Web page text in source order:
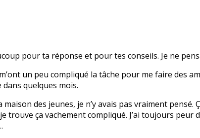
pour ta réponse et pour tes conseils. Je ne
un peu compliqué la tâche pour me faire des
quelques mois.
maison des jeunes, je n’y avais pas vraiment
ça vachement compliqué. J’ai toujours peur